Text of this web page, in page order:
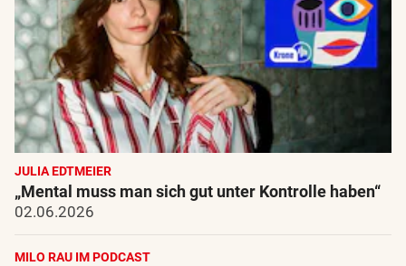
JULIA EDTMEIER
„Mental muss man sich gut unter Kontrolle haben“
02.06.2026
MILO RAU IM PODCAST